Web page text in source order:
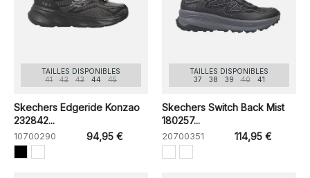
TAILLES DISPONIBLES
41
42 43 44 45
Skechers Edgeride Konzao
232842...
10700290 94,95 €
TAILLES DISPONIBLES
37
38 39 40 41
Skechers Switch Back Mist
180257...
20700351 114,95 €